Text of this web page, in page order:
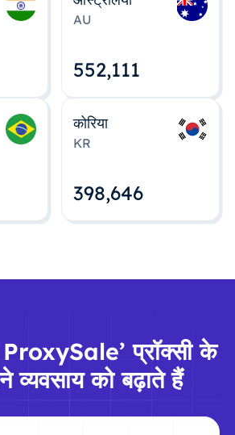
AU
552,112
कोरिया
KR
398,648
ProxySale’ प्रॉक्सी के
व्यवसाय को बढ़ाते हैं